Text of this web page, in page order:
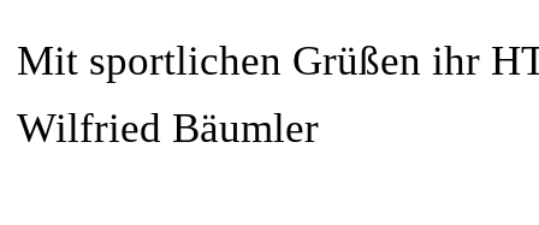
Mit sportlichen Grüßen ihr
Wilfried Bäumler